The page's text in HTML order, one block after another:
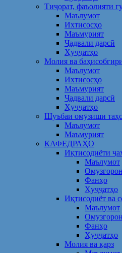
Тиҷорат, фаъолияти
Маълумот
Ихтисосҳо
Маъмурият
Ҷадвали дарсӣ
Ҳуҷҷатҳо
Молия ва
Маълумот
Ихтисосҳо
Маъмурият
Ҷадвали дарсӣ
Ҳуҷҷатҳо
Шуъбаи омӯзиши
Маълумот
Маъмурият
КАФЕДРАҲО
Иқтисодиёти
Маълумот
Омузгорон
Фанҳо
Ҳуҷҷатҳо
Иқтисодиёт ва
Маълумот
Омузгорон
Фанҳо
Ҳуҷҷатҳо
Молия ва қарз